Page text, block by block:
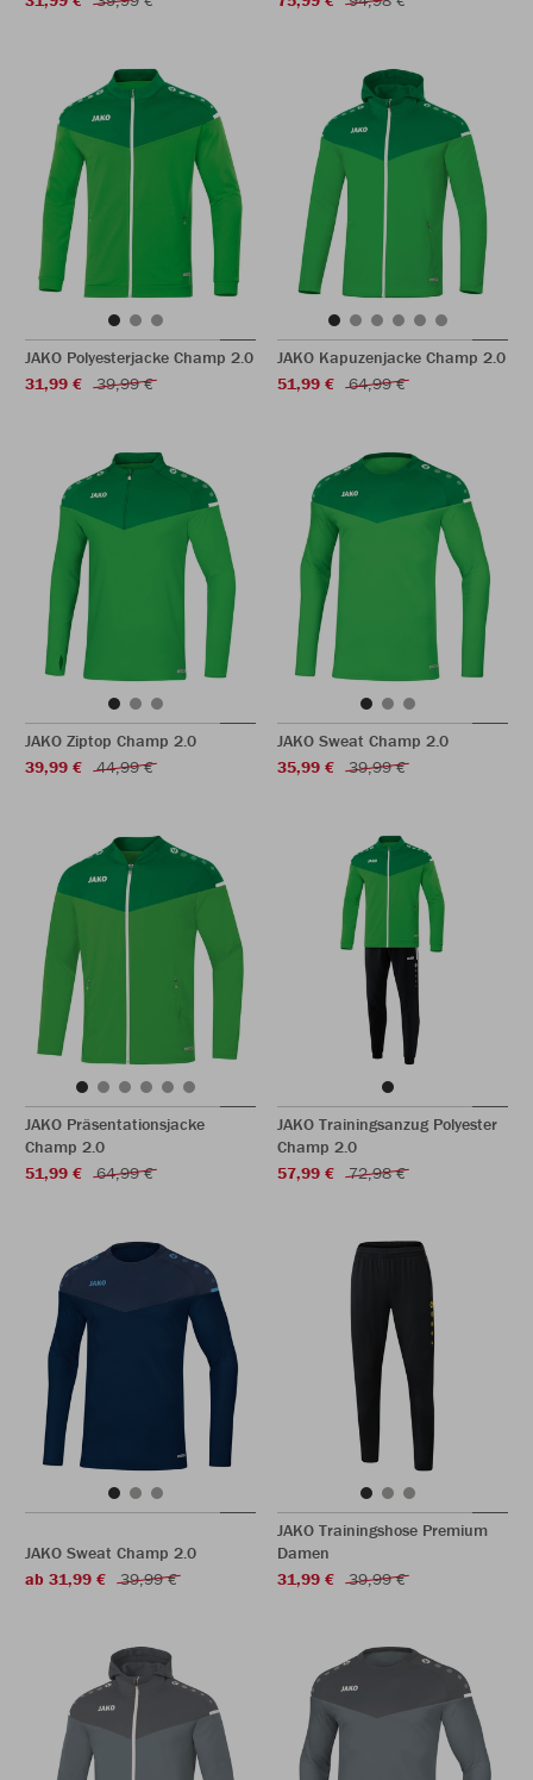
JAKO Polyesterjacke Champ 2.0
31,99 €
39,99 €
JAKO Kapuzenjacke Champ 2.0
51,99 €
64,99 €
JAKO Ziptop Champ 2.0
39,99 €
44,99 €
JAKO Sweat Champ 2.0
35,99 €
39,99 €
JAKO Präsentationsjacke
Champ 2.0
51,99 €
64,99 €
JAKO Trainingsanzug Polyester
Champ 2.0
57,99 €
72,98 €
JAKO Sweat Champ 2.0
ab 31,99 €
39,99 €
JAKO Trainingshose Premium
Damen
31,99 €
39,99 €